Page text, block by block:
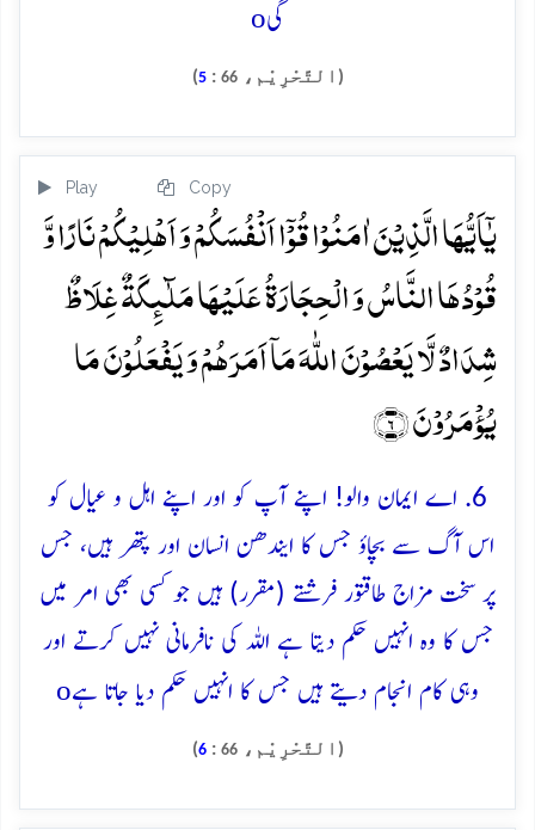
گیo
(التَّحْرِيْم،66
:
5
)
Play Copy
یٰۤاَیُّہَا الَّذِیۡنَ اٰمَنُوۡا قُوۡۤا اَنۡفُسَکُمۡ وَ اَہۡلِیۡکُمۡ نَارًا وَّ
قُوۡدُہَا النَّاسُ وَ الۡحِجَارَۃُ عَلَیۡہَا مَلٰٓئِکَۃٌ غِلَاظٌ
شِدَادٌ لَّا یَعۡصُوۡنَ اللّٰہَ مَاۤ اَمَرَہُمۡ وَ یَفۡعَلُوۡنَ مَا
یُؤۡمَرُوۡنَ ﴿۶﴾
6. اے ایمان والو! اپنے آپ کو اور اپنے اہل و عیال کو
اس آگ سے بچاؤ جس کا ایندھن انسان اور پتھر ہیں، جس
پر سخت مزاج طاقتور فرشتے (مقرر) ہیں جو کسی بھی امر میں
جس کا وہ انہیں حکم دیتا ہے اللہ کی نافرمانی نہیں کرتے اور
وہی کام انجام دیتے ہیں جس کا انہیں حکم دیا جاتا ہےo
(التَّحْرِيْم،66
:
6
)